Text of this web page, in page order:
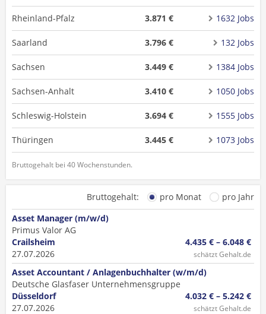
Rheinland-Pfalz 3.871 € 1632 Jobs
Saarland 3.796 € 132 Jobs
Sachsen 3.449 € 1384 Jobs
Sachsen-Anhalt 3.410 € 1050 Jobs
Schleswig-Holstein 3.694 € 1555 Jobs
Thüringen 3.445 € 1073 Jobs
Bruttogehalt bei 40 Wochenstunden.
Bruttogehalt: pro Monat
pro Jahr
Asset Manager (m/w/d)
Primus Valor AG
Crailsheim
27.07.2026
4.435 € – 6.048 €
schätzt Gehalt.de
Asset Accountant / Anlagenbuchhalter (w/m/d)
Deutsche Glasfaser Unternehmensgruppe
Düsseldorf
27.07.2026
4.032 € – 5.242 €
schätzt Gehalt.de